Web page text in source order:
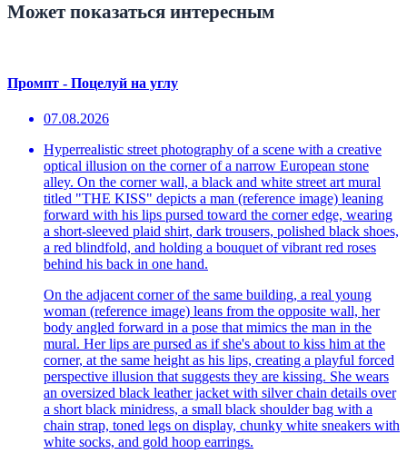
Может показаться интересным
Промпт - Поцелуй на углу
07.08.2026
Hyperrealistic street photography of a scene with a creative
optical illusion on the corner of a narrow European stone
alley. On the corner wall, a black and white street art mural
titled "THE KISS" depicts a man (reference image) leaning
forward with his lips pursed toward the corner edge, wearing
a short-sleeved plaid shirt, dark trousers, polished black shoes,
a red blindfold, and holding a bouquet of vibrant red roses
behind his back in one hand.
On the adjacent corner of the same building, a real young
woman (reference image) leans from the opposite wall, her
body angled forward in a pose that mimics the man in the
mural. Her lips are pursed as if she's about to kiss him at the
corner, at the same height as his lips, creating a playful forced
perspective illusion that suggests they are kissing. She wears
an oversized black leather jacket with silver chain details over
a short black minidress, a small black shoulder bag with a
chain strap, toned legs on display, chunky white sneakers with
white socks, and gold hoop earrings.